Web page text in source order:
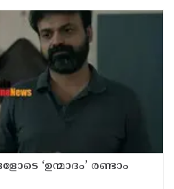
‘ഉന്മാദം’ രണ്ടാം